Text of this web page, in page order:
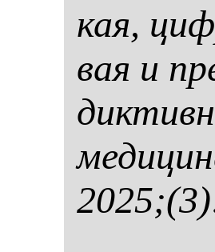
кая,
вая и